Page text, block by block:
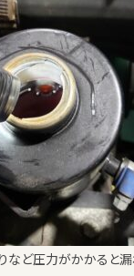
など圧力がかかると漏